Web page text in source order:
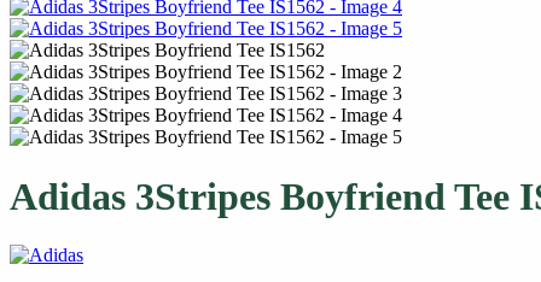
Adidas 3Stripes Boyfriend Tee